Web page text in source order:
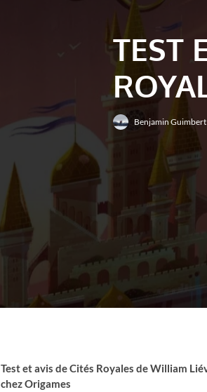
TEST
Benjamin Guimbert
Test et avis de Cités Royales de William
chez Origames